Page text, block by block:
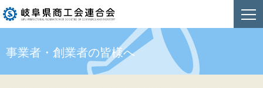
事業者・創業者の皆様へ